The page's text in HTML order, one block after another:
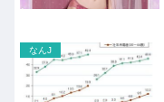
なんJ